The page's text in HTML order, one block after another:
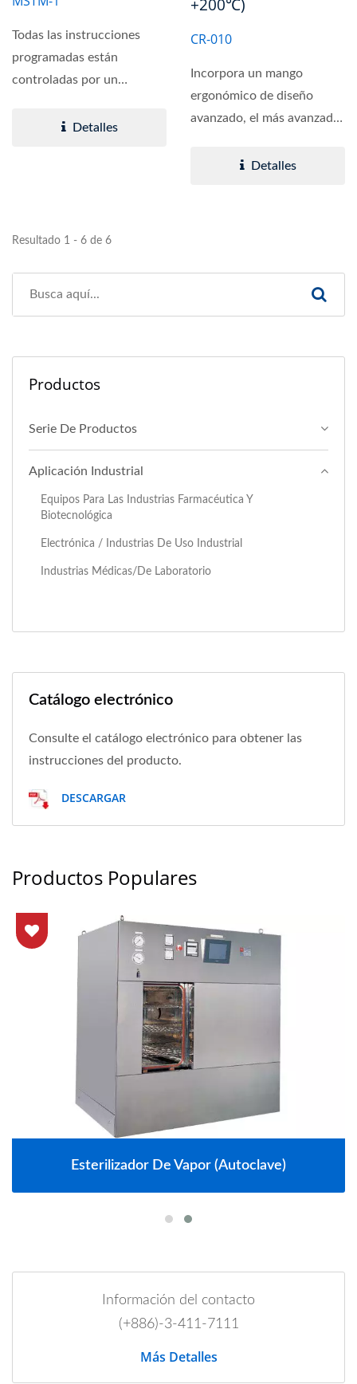
Todas las instrucciones
programadas están
controladas por un
Detalles
+200℃)
CR-010
Incorpora un mango
ergonómico de diseño
avanzado, el más avanzado
Unidos....
Detalles
Resultado 1 - 6 de 6
Productos
Serie De Productos
Aplicación Industrial
Equipos Para Las Industrias Farmacéutica Y
Biotecnológica
Electrónica / Industrias De Uso Industrial
Industrias Médicas/de Laboratorio
Catálogo electrónico
Consulte el catálogo electrónico para obtener las
instrucciones del producto.
DESCARGAR
Productos Populares
Esterilizador De Vapor (autoclave)
Información del contacto
(+886)-3-411-7111
Más Detalles